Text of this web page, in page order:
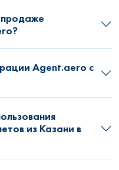
продаже
Agent.aero с
из Казани в